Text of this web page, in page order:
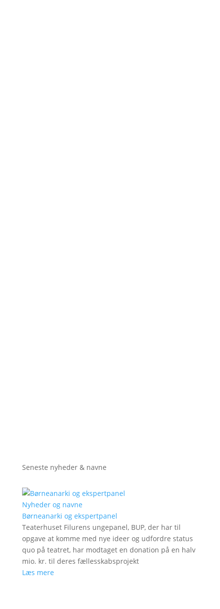
Seneste nyheder & navne
Nyheder og navne
Børneanarki og ekspertpanel
Teaterhuset Filurens ungepanel, BUP, der har til
opgave at komme med nye ideer og udfordre status
quo på teatret, har modtaget en donation på en halv
mio. kr. til deres fællesskabsprojekt
Læs mere